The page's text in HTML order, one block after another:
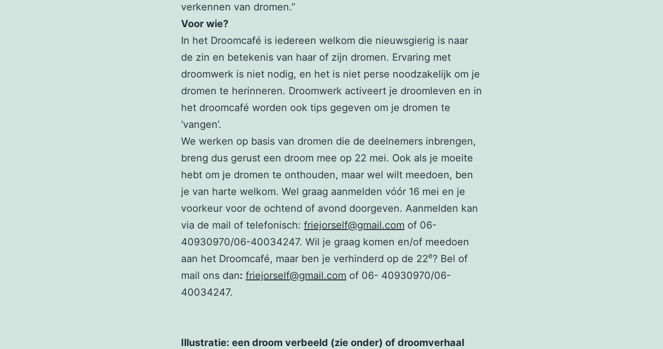
verkennen van dromen.”
Voor wie?
In het Droomcafé is iedereen welkom die nieuwsgierig is naar
de zin en betekenis van haar of zijn dromen. Ervaring met
droomwerk is niet nodig, en het is niet perse noodzakelijk om je
dromen te herinneren. Droomwerk activeert je droomleven en in
het droomcafé worden ook tips gegeven om je dromen te
‘vangen’.
We werken op basis van dromen die de deelnemers inbrengen,
breng dus gerust een droom mee op 22 mei. Ook als je moeite
hebt om je dromen te onthouden, maar wel wilt meedoen, ben
je van harte welkom. Wel graag aanmelden vóór 16 mei en je
voorkeur voor de ochtend of avond doorgeven. Aanmelden kan
via de mail of telefonisch: friejorself@gmail.com of 06-
40930970/06-40034247. Wil je graag komen en/of meedoen
aan het Droomcafé, maar ben je verhinderd op de 22e? Bel of
mail ons dan: friejorself@gmail.com of 06- 40930970/06-
40034247.
Illustratie: een droom verbeeld (zie onder) of droomverhaal